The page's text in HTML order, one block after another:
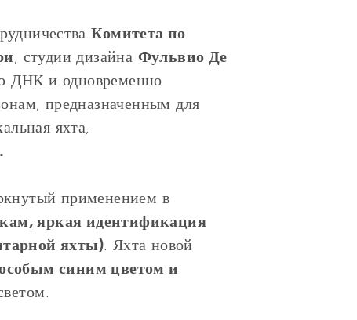
Комитета по
, студии дизайна Фульвио Де
ДНК и одновременно
предназначенным для
яхта,
применением в
яркая идентификация
яхты). Яхта новой
синим цветом и